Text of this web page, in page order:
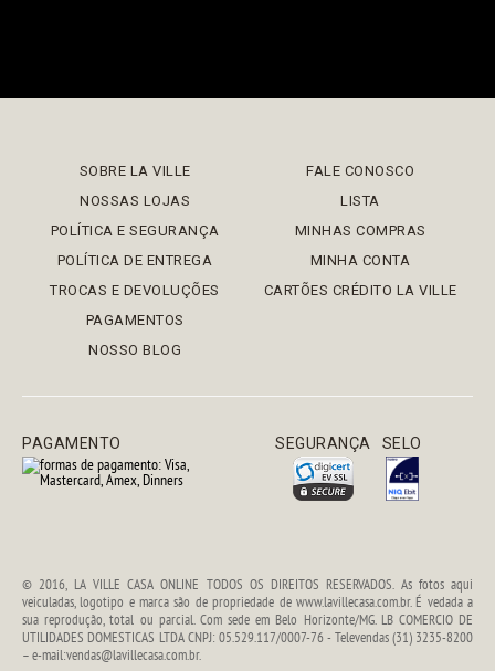
SOBRE LA VILLE
NOSSAS LOJAS
POLÍTICA E SEGURANÇA
POLÍTICA DE ENTREGA
TROCAS E DEVOLUÇÕES
PAGAMENTOS
NOSSO BLOG
FALE CONOSCO
LISTA
MINHAS COMPRAS
MINHA CONTA
CARTÕES CRÉDITO LA VILLE
PAGAMENTO SEGURANÇA SELO
© 2016, LA VILLE CASA ONLINE TODOS OS DIREITOS RESERVADOS. As fotos aqui
veiculadas, logotipo e marca são de propriedade de www.lavillecasa.com.br. É vedada a
sua reprodução, total ou parcial. Com sede em Belo Horizonte/MG. LB COMERCIO DE
UTILIDADES DOMESTICAS LTDA CNPJ: 05.529.117/0007-76 - Televendas (31) 3235-8200
– e-mail:vendas@lavillecasa.com.br.